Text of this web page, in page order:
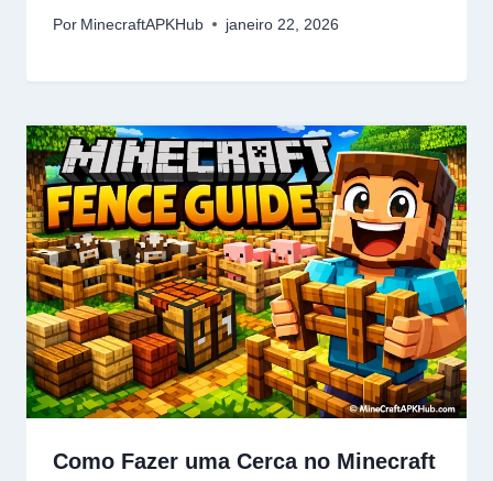
Por MinecraftAPKHub janeiro 22, 2026
Como Fazer uma Cerca no Minecraft